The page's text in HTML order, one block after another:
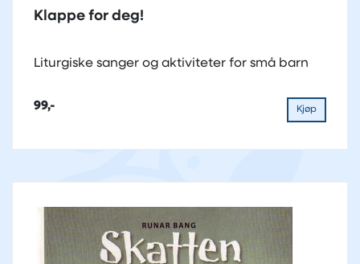
Klappe for deg!
Liturgiske sanger og aktiviteter for små barn
99,- Kjøp